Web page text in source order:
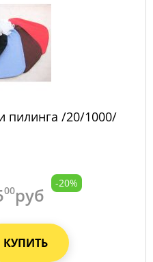
пилинга /20/1000/
00руб
-20%
КУПИТЬ